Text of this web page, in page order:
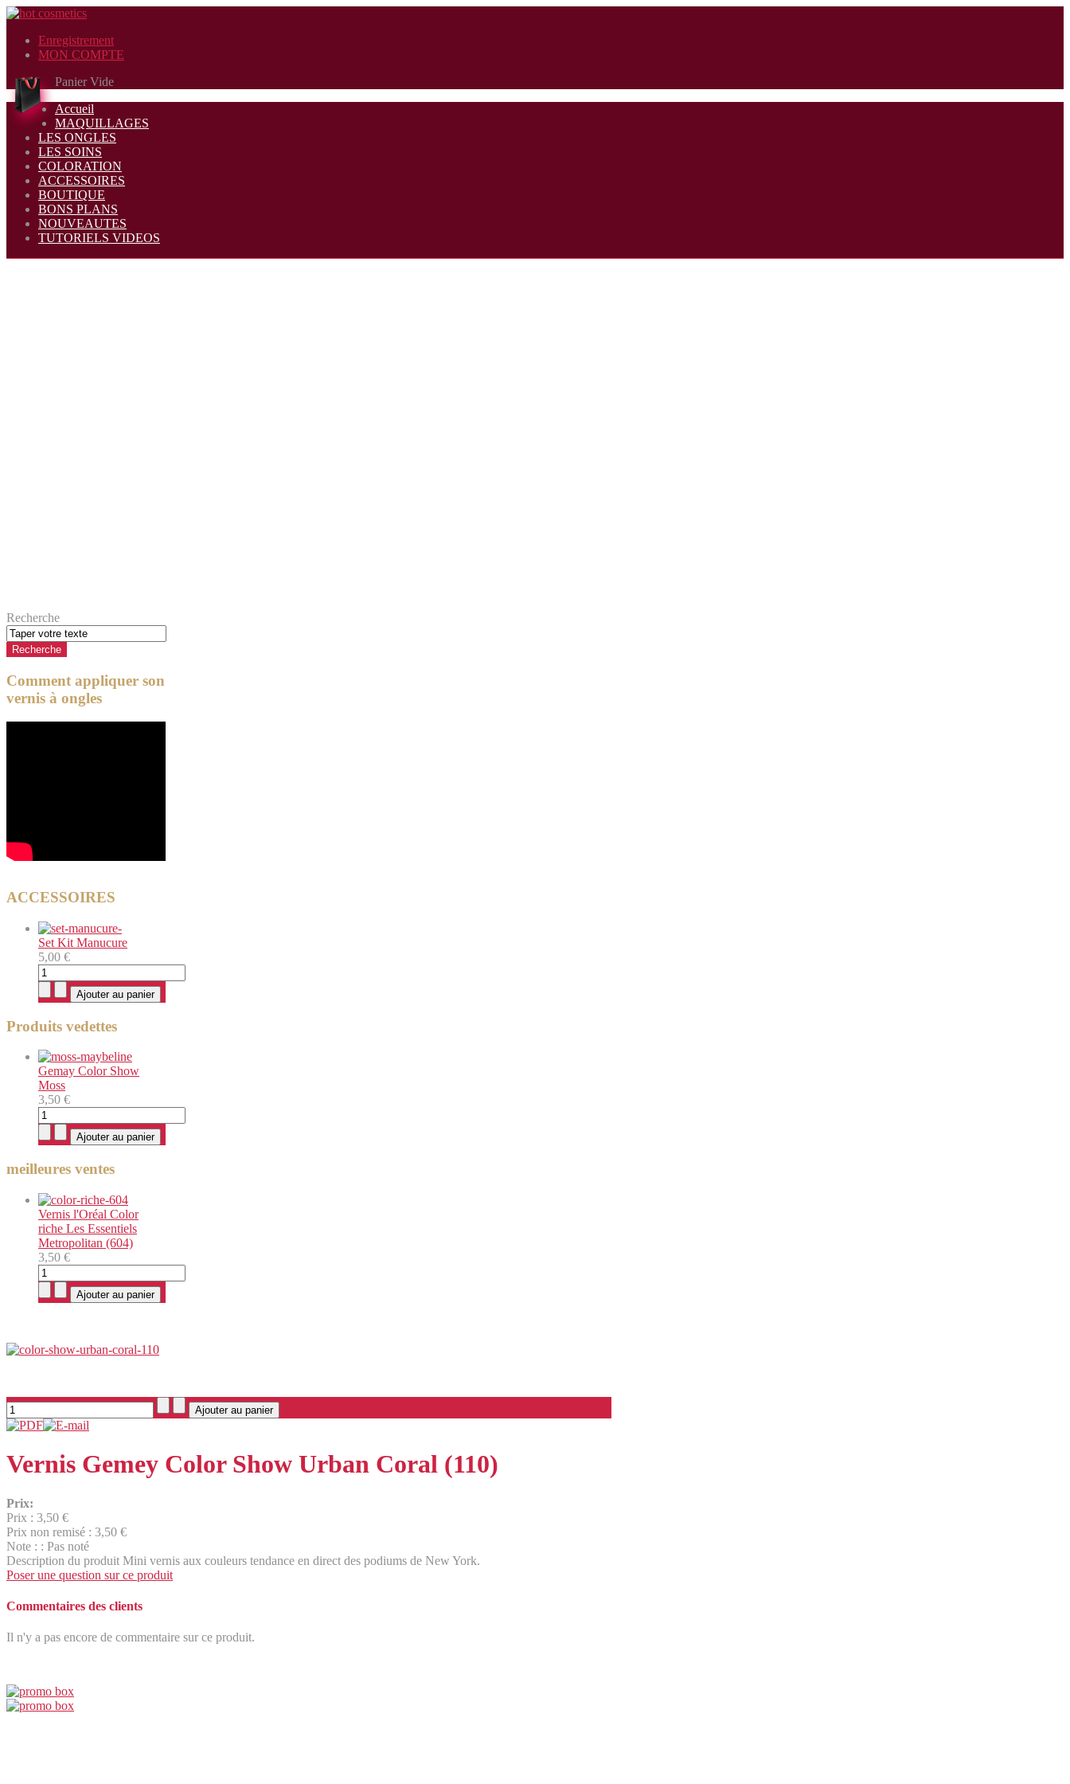
Enregistrement
MON COMPTE
Panier Vide
Accueil
MAQUILLAGES
LES ONGLES
LES SOINS
COLORATION
ACCESSOIRES
BOUTIQUE
BONS PLANS
NOUVEAUTES
TUTORIELS VIDEOS
Recherche
Comment appliquer son
vernis à ongles
ACCESSOIRES
Set Kit Manucure
5,00 €
Produits vedettes
Gemay Color Show
Moss
3,50 €
meilleures ventes
Vernis l'Oréal Color
riche Les Essentiels
Metropolitan (604)
3,50 €
Vernis Gemey Color Show Urban Coral (110)
Prix:
Prix : 3,50 €
Prix non remisé : 3,50 €
Note : : Pas noté
Description du produit Mini vernis aux couleurs tendance en direct des podiums de New York.
Poser une question sur ce produit
Commentaires des clients
Il n'y a pas encore de commentaire sur ce produit.